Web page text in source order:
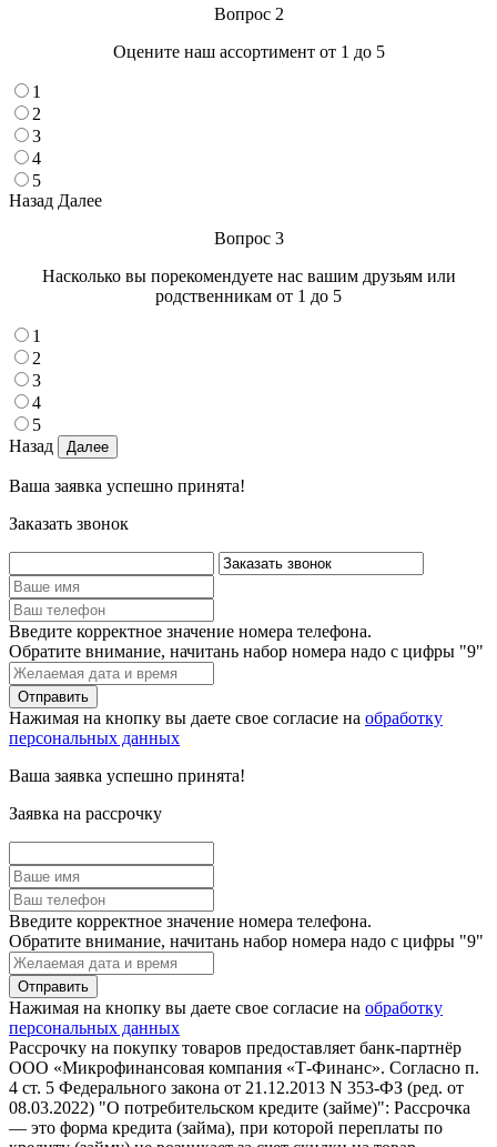
Вопрос 2
Оцените наш ассортимент от 1 до 5
1
2
3
4
5
Назад Далее
Вопрос 3
Насколько вы порекомендуете нас вашим друзьям или
родственникам от 1 до 5
1
2
3
4
5
Назад
Ваша заявка успешно принята!
Заказать звонок
Введите корректное значение номера телефона.
Обратите внимание, начитань набор номера надо с цифры "9"
Нажимая на кнопку вы даете свое согласие на обработку
персональных данных
Ваша заявка успешно принята!
Заявка на рассрочку
Введите корректное значение номера телефона.
Обратите внимание, начитань набор номера надо с цифры "9"
Нажимая на кнопку вы даете свое согласие на обработку
персональных данных
Рассрочку на покупку товаров предоставляет банк-партнёр
ООО «Микрофинансовая компания «Т-Финанс». Согласно п.
4 ст. 5 Федерального закона от 21.12.2013 N 353-ФЗ (ред. от
08.03.2022) "О потребительском кредите (займе)": Рассрочка
— это форма кредита (займа), при которой переплаты по